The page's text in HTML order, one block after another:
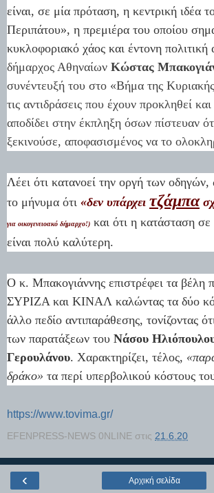
είναι, σε μία πρόταση, η κεντρική ιδέα
Περιπάτου», η πρεμιέρα του οποίου
κυκλοφοριακό χάος και έντονη πολιτική
δήμαρχος Αθηναίων Κώστας
συνέντευξή του στο «Βήμα της
τις αντιδράσεις που έχουν προκληθεί και
αποδίδει στην έκπληξη όσων πίστευαν
ξεκινούσε, αποφασισμένος να το
Λέει ότι κατανοεί την οργή των
το μήνυμα ότι «δεν υπάρχει τζάμπα
για οικογενειοακό δήμαρχο!) και ότι η κατάσταση
είναι πολύ καλύτερη.
Ο κ. Μπακογιάννης επιστρέφει τα βέλη
ΣΥΡΙΖΑ και ΚΙΝΑΛ καλώντας τα δύο
άλλο πεδίο αντιπαράθεσης, τονίζοντας
των παρατάξεων του Νάσου
Γερουλάνου. Χαρακτηρίζει, τέλος,
δράκο» τα περί υπερβολικού κόστους
https://www.tovima.gr/
EFENPRESS-NEWS 0NLINE στις 21.6.20
‹ Αρχική σελίδα